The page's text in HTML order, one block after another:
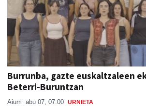
Burrunba, gazte euskaltzaleen
Beterri-Buruntzan
Aiurri abu 07, 07:00 URNIETA